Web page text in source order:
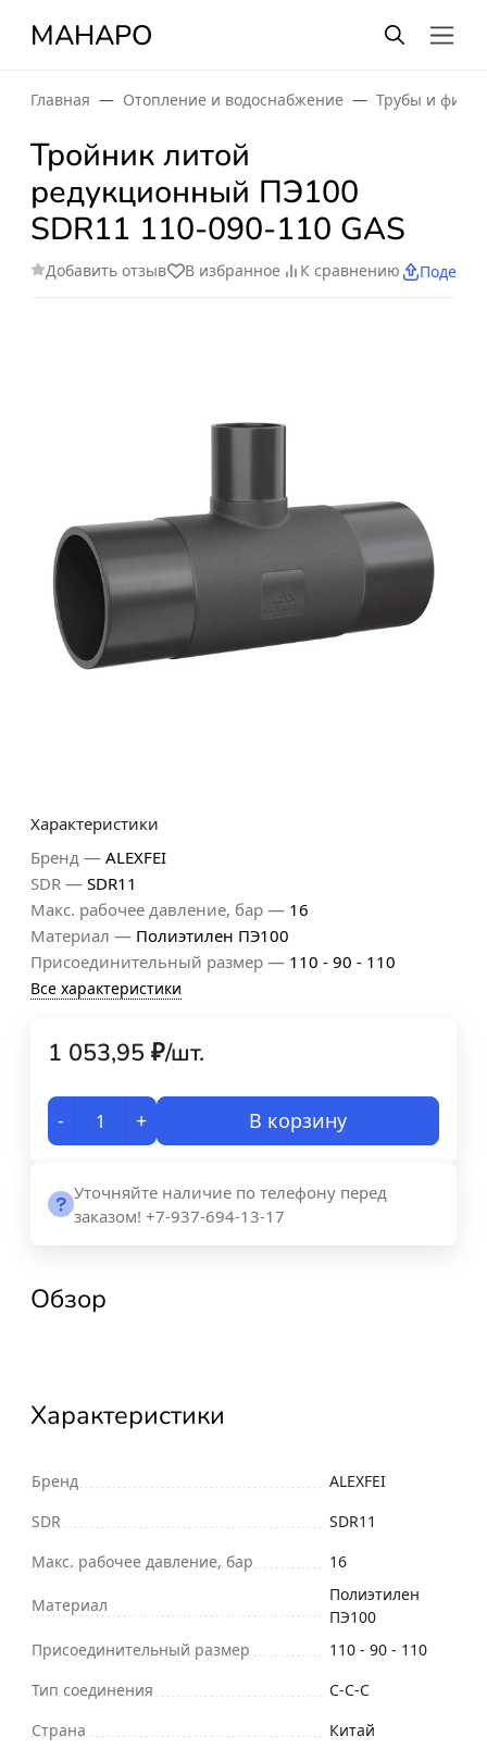
МАНАРО
Главная Отопление и водоснабжение Трубы и
Тройник литой
редукционный ПЭ100
SDR11 110-090-110 GAS
Добавить отзыв В избранное К сравнению
Характеристики
Бренд — ALEXFEI
SDR — SDR11
Макс. рабочее давление, бар — 16
Материал — Полиэтилен ПЭ100
Присоединительный размер — 110 - 90 - 110
Все характеристики
1 053,95 ₽/шт.
- + В корзину
Уточняйте наличие по телефону перед
заказом! +7-937-694-13-17
Обзор
Характеристики
Бренд
ALEXFEI
SDR
SDR11
Макс. рабочее давление, бар
16
Материал
Полиэтилен
ПЭ100
Присоединительный размер
110 - 90 - 110
Тип соединения
С-С-С
Страна
Китай